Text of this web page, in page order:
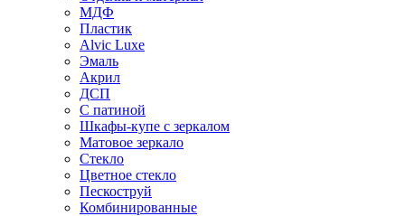
МДФ
Пластик
Alvic Luxe
Эмаль
Акрил
ДСП
С патиной
Шкафы-купе с зеркалом
Матовое зеркало
Стекло
Цветное стекло
Пескоструй
Комбинированные